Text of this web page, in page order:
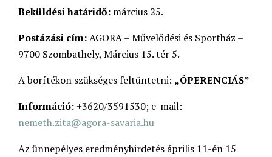
Beküldési határidő: március 25.
Postázási cím:AGORA – Művelődési és Sportház –
9700 Szombathely, Március 15. tér 5.
A borítékon szükséges feltüntetni: „ÓPERENCIÁS”
Információ: +3620/3591530; e-mail:
nemeth.zita@agora-savaria.hu
Az ünnepélyes eredményhirdetés április 11-én 15